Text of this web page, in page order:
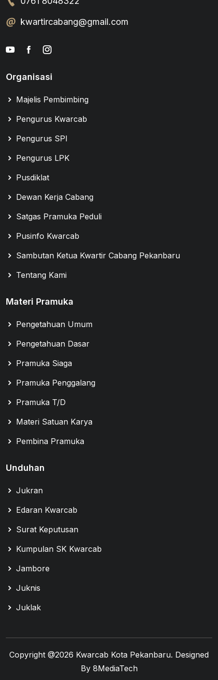
kwartircabang@gmail.com
Organisasi
Majelis Pembimbing
Pengurus Kwarcab
Pengurus SPI
Pengurus LPK
Pusdiklat
Dewan Kerja Cabang
Satgas Pramuka Peduli
Pusinfo Kwarcab
Sambutan Ketua Kwartir Cabang Pekanbaru
Tentang Kami
Materi Pramuka
Pengetahuan Umum
Pengetahuan Dasar
Pramuka Siaga
Pramuka Penggalang
Pramuka T/D
Materi Satuan Karya
Pembina Pramuka
Unduhan
Jukran
Edaran Kwarcab
Surat Keputusan
Kumpulan SK Kwarcab
Jambore
Juknis
Juklak
Copyright @2026 Kwarcab Kota Pekanbaru. Designed
By 8MediaTech